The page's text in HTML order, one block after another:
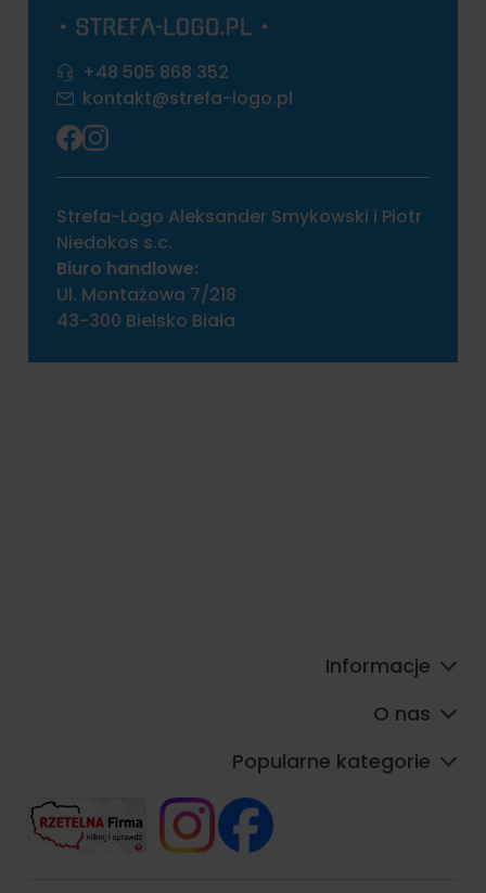
+48 505 868 352
kontakt@strefa-logo.pl
Strefa-Logo Aleksander Smykowski i Piotr
Niedokos s.c.
Biuro handlowe:
Ul. Montażowa 7/218
43-300 Bielsko Biała
Informacje
O nas
Popularne kategorie